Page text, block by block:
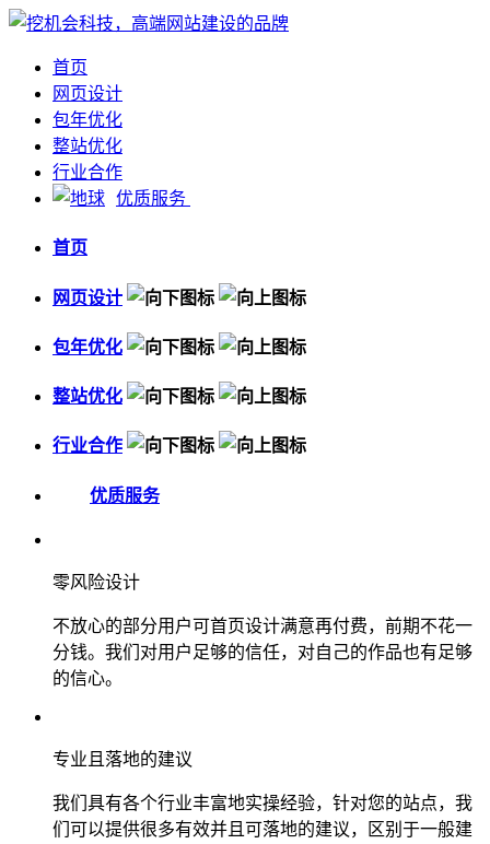
首页
网页设计
包年优化
整站优化
行业合作
优质服务
首页
网页设计
包年优化
整站优化
行业合作
优质服务
零风险设计
不放心的部分用户可首页设计满意再付费，前期不花一
分钱。我们对用户足够的信任，对自己的作品也有足够
的信心。
专业且落地的建议
我们具有各个行业丰富地实操经验，针对您的站点，我
们可以提供很多有效并且可落地的建议，区别于一般建